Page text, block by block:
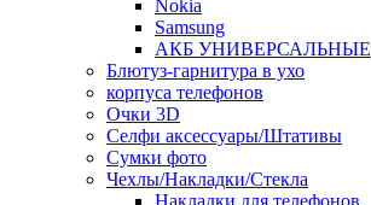
Nokia
Samsung
АКБ УНИВЕРСАЛЬНЫЕ
Блютуз-гарнитура в ухо
корпуса телефонов
Очки 3D
Селфи аксессуары/Штативы
Сумки фото
Чехлы/Накладки/Стекла
Накладки для телефонов